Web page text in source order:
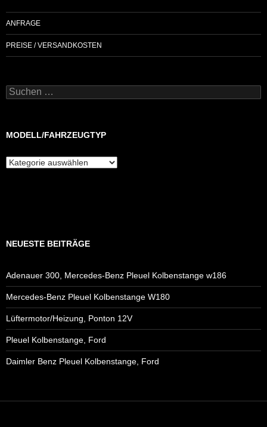
ANFRAGE
PREISE / VERSANDKOSTEN
Suchen
nach:
MODELL/FAHRZEUGTYP
Modell/Fahrzeugtyp
NEUESTE BEITRÄGE
Adenauer 300, Mercedes-Benz Pleuel Kolbenstange w186
Mercedes-Benz Pleuel Kolbenstange W180
Lüftermotor/Heizung, Ponton 12V
Pleuel Kolbenstange, Ford
Daimler Benz Pleuel Kolbenstange, Ford